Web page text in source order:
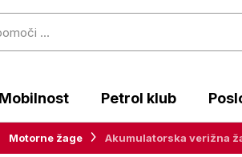
Mobilnost Petrol klub
Motorne žage Akumulatorska verižna